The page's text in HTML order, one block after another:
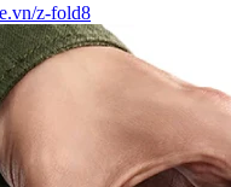
z-fold8